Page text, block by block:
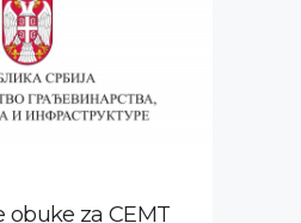
obuke za CEMT